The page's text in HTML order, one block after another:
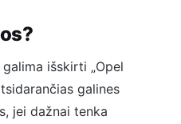
išskirti „Opel
galines
jei dažnai tenka